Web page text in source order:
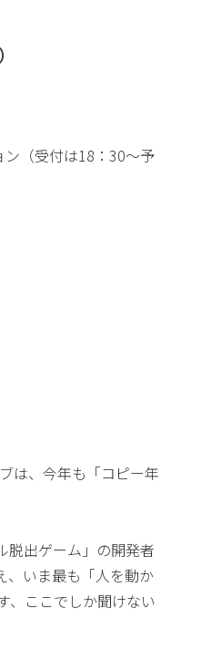
（受付は18：30～予
は、今年も「コピー年
脱出ゲーム」の開発者
、いま最も「人を動か
、ここでしか聞けない